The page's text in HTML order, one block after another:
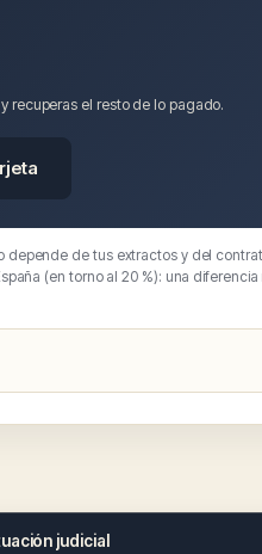
recuperas el resto de lo pagado.
de tus extractos y del
(en torno al 20 %): una
judicial